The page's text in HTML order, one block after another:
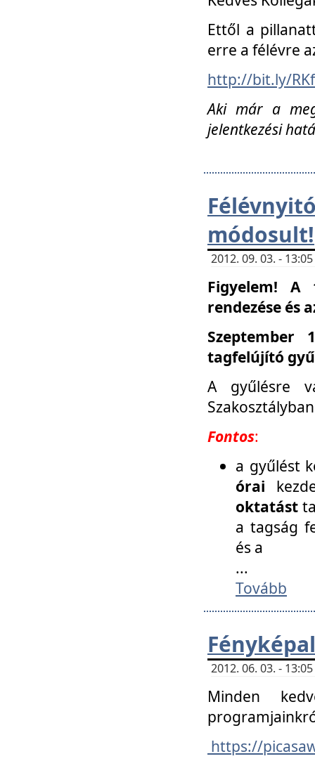
Ettől a
erre a félévre
http://bit.ly/
Aki már a
jelentkezési
módosult!
2012. 09. 03. -
Figyelem! A
rendezése és
Szeptember
tagfelújító
A gyűlésre
Fontos:
a gyűlést
órai
oktatást
a tagság
és a
...
Tovább
2012. 06. 03. -
Minden
https://